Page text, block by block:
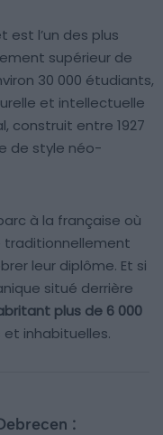
est l’un des plus
supérieur de
30 000 étudiants,
et intellectuelle
construit entre 1927
de style néo-
à la française où
traditionnellement
leur diplôme. Et si
situé derrière
plus de 6 000
inhabituelles.
: